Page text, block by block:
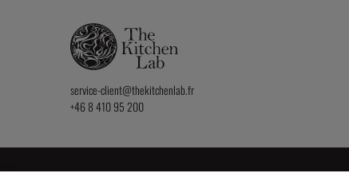
service-client@thekitchenlab.fr
+46 8 410 95 200